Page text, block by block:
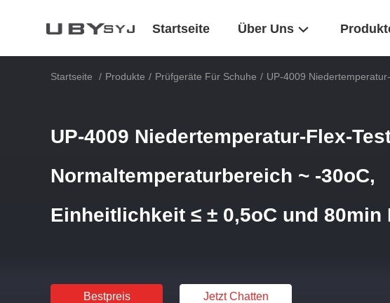
Startseite Über Uns
Startseite / Produkte / Prüfgeräte Für Schuhe / UP-4009
UP-4009 Niedertemperatur-Flex-
Normaltemperaturbereich ~ -30oC,
Einheitlichkeit ≤ ± 0,5oC und 80min
Bestpreis Jetzt Chatten